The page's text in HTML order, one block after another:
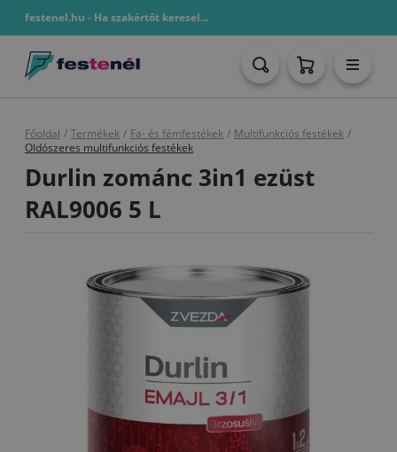
festenel.hu - Ha szakértőt keresel...
Főoldal / Termékek / Fa- és fémfestékek / Multifunkciós festékek /
Oldószeres multifunkciós festékek
Durlin zománc 3in1 ezüst
RAL9006 5 L